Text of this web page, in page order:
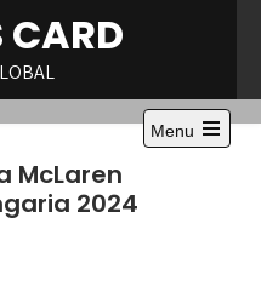
CARD
Menu
Open
McLaren
2024